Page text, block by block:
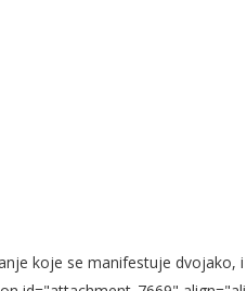
koje se manifestuje dvojako,